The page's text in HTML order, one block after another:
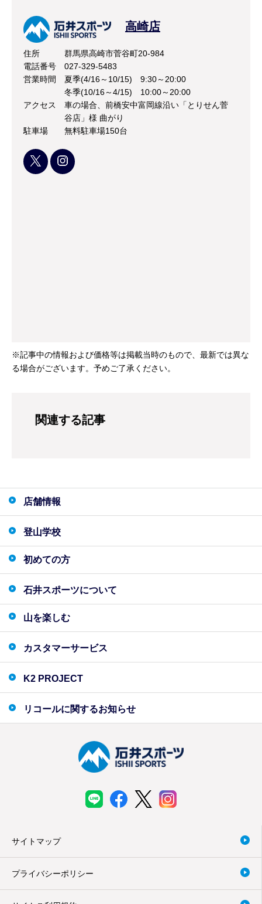
高崎店
住所
群馬県高崎市菅谷町20-984
電話番号
027-329-5483
営業時間
夏季(4/16～10/15) 9:30～20:00
冬季(10/16～4/15) 10:00～20:00
アクセス
車の場合、前橋安中富岡線沿い「とりせん菅
谷店」様 曲がり
駐車場
無料駐車場150台
※記事中の情報および価格等は掲載当時のもので、最新では異な
る場合がございます。予めご了承ください。
関連する記事
店舗情報
登山学校
初めての方
石井スポーツについて
山を楽しむ
カスタマーサービス
K2 PROJECT
リコールに関するお知らせ
サイトマップ
プライバシーポリシー